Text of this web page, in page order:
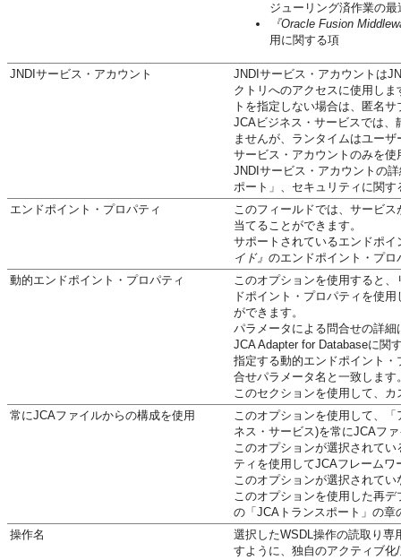
ジューリング済作業の
『Oracle Fusion
用に関する項
JNDIサービス・アカウント
JNDIサービス・アカウントは
クトリへのアクセスに使用しま
トを指定しない場合は、匿名
JCAビジネス・サービスでは
ませんが、ランタイムはユー
サービス・アカウントのみを使
JNDIサービス・アカウントの
ポート」、セキュリティに関
エンドポイント・プロパティ
このフィールドでは、サービ
当てることができます。
サポートされているエンドポ
イド』 のエンドポイント・プ
動的エンドポイント・プロパティ
このオプションを使用すると
ドポイント・プロパティを使
ができます。
パラメータによる問合せの詳細
JCA Adapter for Databaseに関
指定する動的エンドポイント
合せパラメータ名と一致します
このセクションを使用して、
常にJCAファイルからの構成を使用
このオプションを使用して、
ネス・サービス)を常にJCAフ
このオプションが選択されて
ティを使用してJCAフレームワ
このオプションが選択されて
このオプションを使用した再
の「JCAトランスポート」の
操作名
選択したWSDL操作の読取り
すように、独自のアクティブ